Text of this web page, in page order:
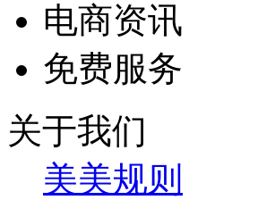
电商资讯
免费服务
关于我们
美美规则